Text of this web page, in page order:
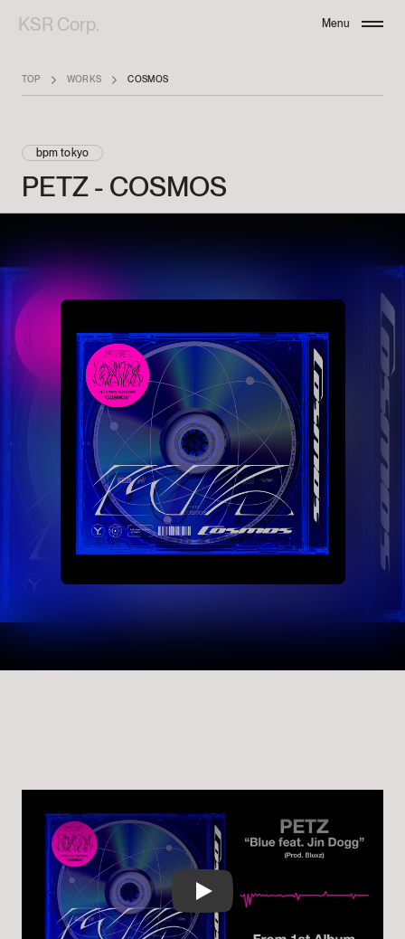
KSR Corp. Menu
TOP WORKS COSMOS
bpm tokyo
PETZ- COSMOS